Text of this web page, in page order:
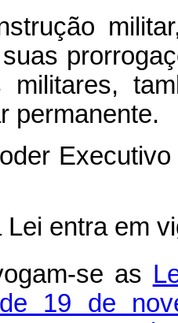
militares,
permanente.
entra em
se as
19 de